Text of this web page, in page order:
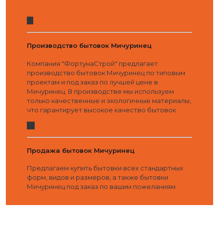
Производство бытовок Мичуринец
Компания "ФортунаСтрой" предлагает
производство бытовок Мичуринец по типовым
проектам и под заказ по лучшей цене в
Мичуринец. В производстве мы используем
только качественные и экологичные материалы,
что гарантирует высокое качество бытовок.
Продажа бытовок Мичуринец
Предлагаем купить бытовки всех стандартных
форм, видов и размеров, а также бытовки
Мичуринец под заказ по вашим пожеланиям.